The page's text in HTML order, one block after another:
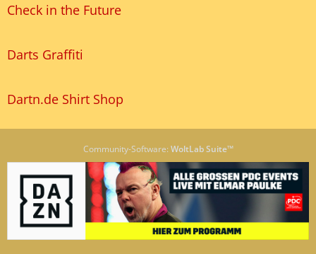
Check in the Future
Darts Graffiti
Dartn.de Shirt Shop
Community-Software: WoltLab Suite™